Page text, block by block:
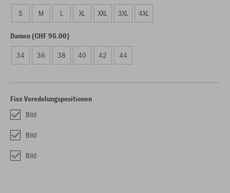
S M L XL XXL 3XL 4XL
Damen (CHF 96.00)
34 36 38 40 42 44
Fixe Veredelungspositionen
Bild
Bild
Bild